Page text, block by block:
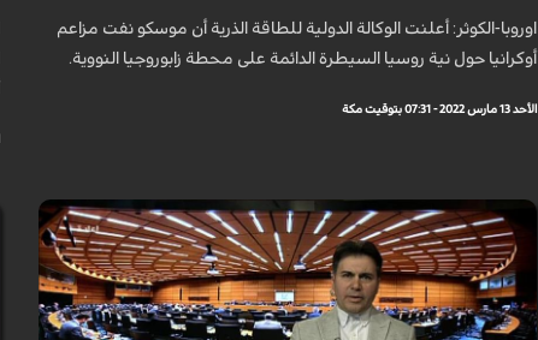
اوروبا-الكوثر: أعلنت الوكالة الدولية للطاقة الذرية أن موسكو نفت مزاعم
أوكرانيا حول نية روسيا السيطرة الدائمة على محطة زابوروجيا النووية.
الأحد 13 مارس 2022 - 07:31 بتوقيت مكة